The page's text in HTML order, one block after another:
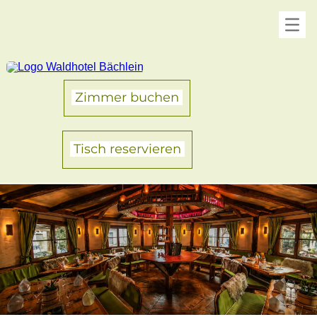
Zimmer buchen
Tisch reservieren